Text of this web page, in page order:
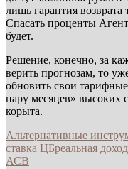
лишь гарантия возврата
Спасать проценты
будет.
Решение, конечно, за
верить прогнозам, то
обновить свои
пару месяцев» высоких
корыта.
Альтернативные
ставка ЦБреальная
АСВ